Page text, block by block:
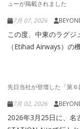
ューが掲載されました
7月 07, 2026
この度、中東のラグジ
（Etihad Airways）
先日当社が登壇した「第
7月 02, 2026
2026年3月25日に、名